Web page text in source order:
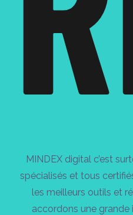
MINDEX digital c’est
spécialisés et tous
les meilleurs outils et
accordons une